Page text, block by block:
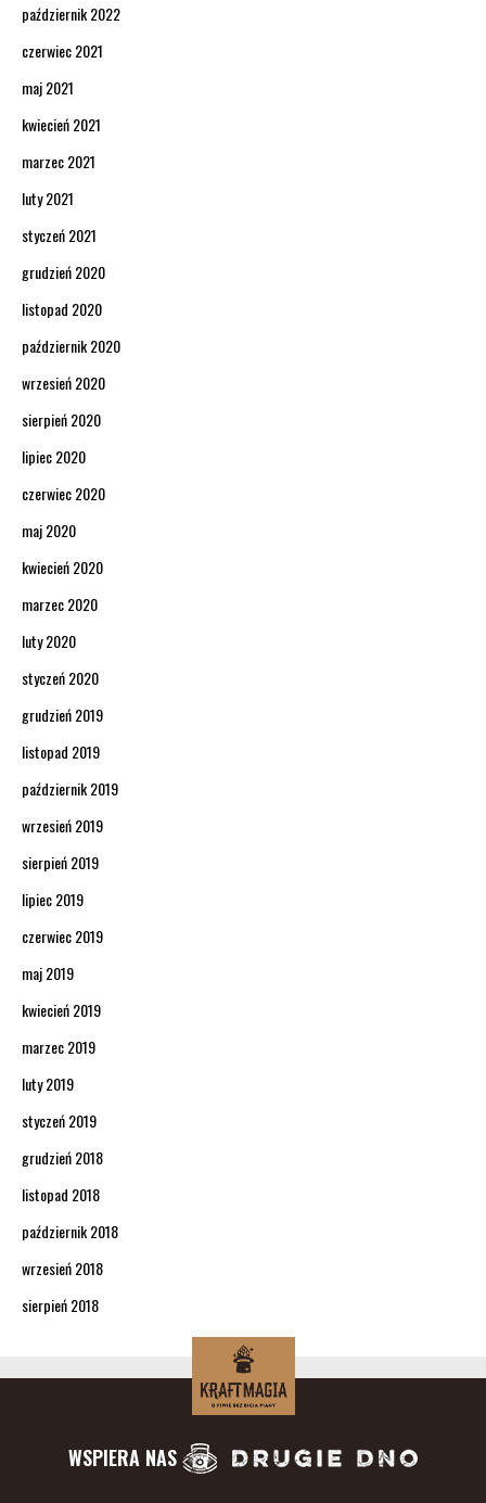
październik 2022
czerwiec 2021
maj 2021
kwiecień 2021
marzec 2021
luty 2021
styczeń 2021
grudzień 2020
listopad 2020
październik 2020
wrzesień 2020
sierpień 2020
lipiec 2020
czerwiec 2020
maj 2020
kwiecień 2020
marzec 2020
luty 2020
styczeń 2020
grudzień 2019
listopad 2019
październik 2019
wrzesień 2019
sierpień 2019
lipiec 2019
czerwiec 2019
maj 2019
kwiecień 2019
marzec 2019
luty 2019
styczeń 2019
grudzień 2018
listopad 2018
październik 2018
wrzesień 2018
sierpień 2018
WSPIERA NAS